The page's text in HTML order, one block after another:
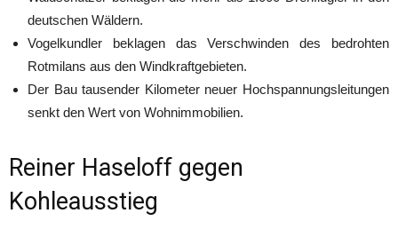
deutschen Wäldern.
Vogelkundler beklagen das Verschwinden des bedrohten
Rotmilans aus den Windkraftgebieten.
Der Bau tausender Kilometer neuer Hochspannungsleitungen
senkt den Wert von Wohnimmobilien.
Reiner Haseloff gegen
Kohleausstieg